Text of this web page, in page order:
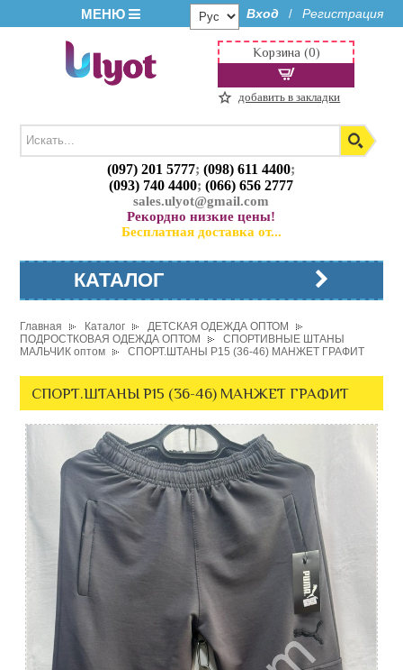
МЕНЮ Вход / Регистрация
(097) 201 5777;(098) 611 4400;
(093) 740 4400;(066) 656 2777
sales.ulyot@gmail.com
Рекордно низкие цены!
Бесплатная доставка от...
Корзина (0)
добавить в закладки
КАТАЛОГ
Главная Каталог
ДЕТСКАЯ ОДЕЖДА ОПТОМ
ПОДРОСТКОВАЯ ОДЕЖДА ОПТОМ
СПОРТИВНЫЕ ШТАНЫ
МАЛЬЧИК оптом
СПОРТ.ШТАНЫ P15 (36-46) МАНЖЕТ ГРАФИТ
СПОРТ.ШТАНЫ P15 (36-46) МАНЖЕТ ГРАФИТ